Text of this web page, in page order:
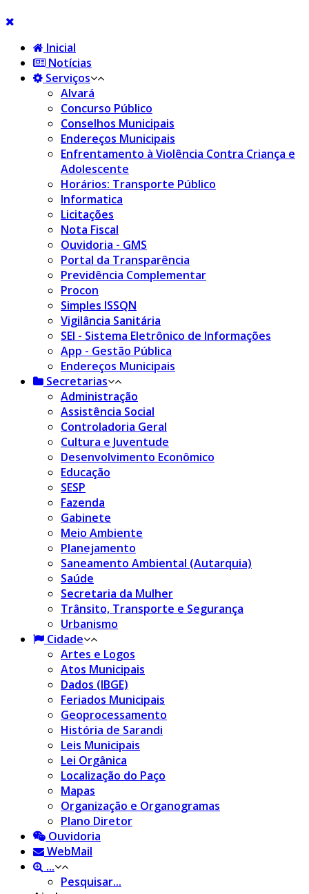
Inicial
Notícias
Serviços
Alvará
Concurso Público
Conselhos Municipais
Endereços Municipais
Enfrentamento à Violência Contra Criança e
Adolescente
Horários: Transporte Público
Informatica
Licitações
Nota Fiscal
Ouvidoria - GMS
Portal da Transparência
Previdência Complementar
Procon
Simples ISSQN
Vigilância Sanitária
SEI - Sistema Eletrônico de Informações
App - Gestão Pública
Endereços Municipais
Secretarias
Administração
Assistência Social
Controladoria Geral
Cultura e Juventude
Desenvolvimento Econômico
Educação
SESP
Fazenda
Gabinete
Meio Ambiente
Planejamento
Saneamento Ambiental (Autarquia)
Saúde
Secretaria da Mulher
Trânsito, Transporte e Segurança
Urbanismo
Cidade
Artes e Logos
Atos Municipais
Dados (IBGE)
Feriados Municipais
Geoprocessamento
História de Sarandi
Leis Municipais
Lei Orgânica
Localização do Paço
Mapas
Organização e Organogramas
Plano Diretor
Ouvidoria
WebMail
...
Pesquisar...